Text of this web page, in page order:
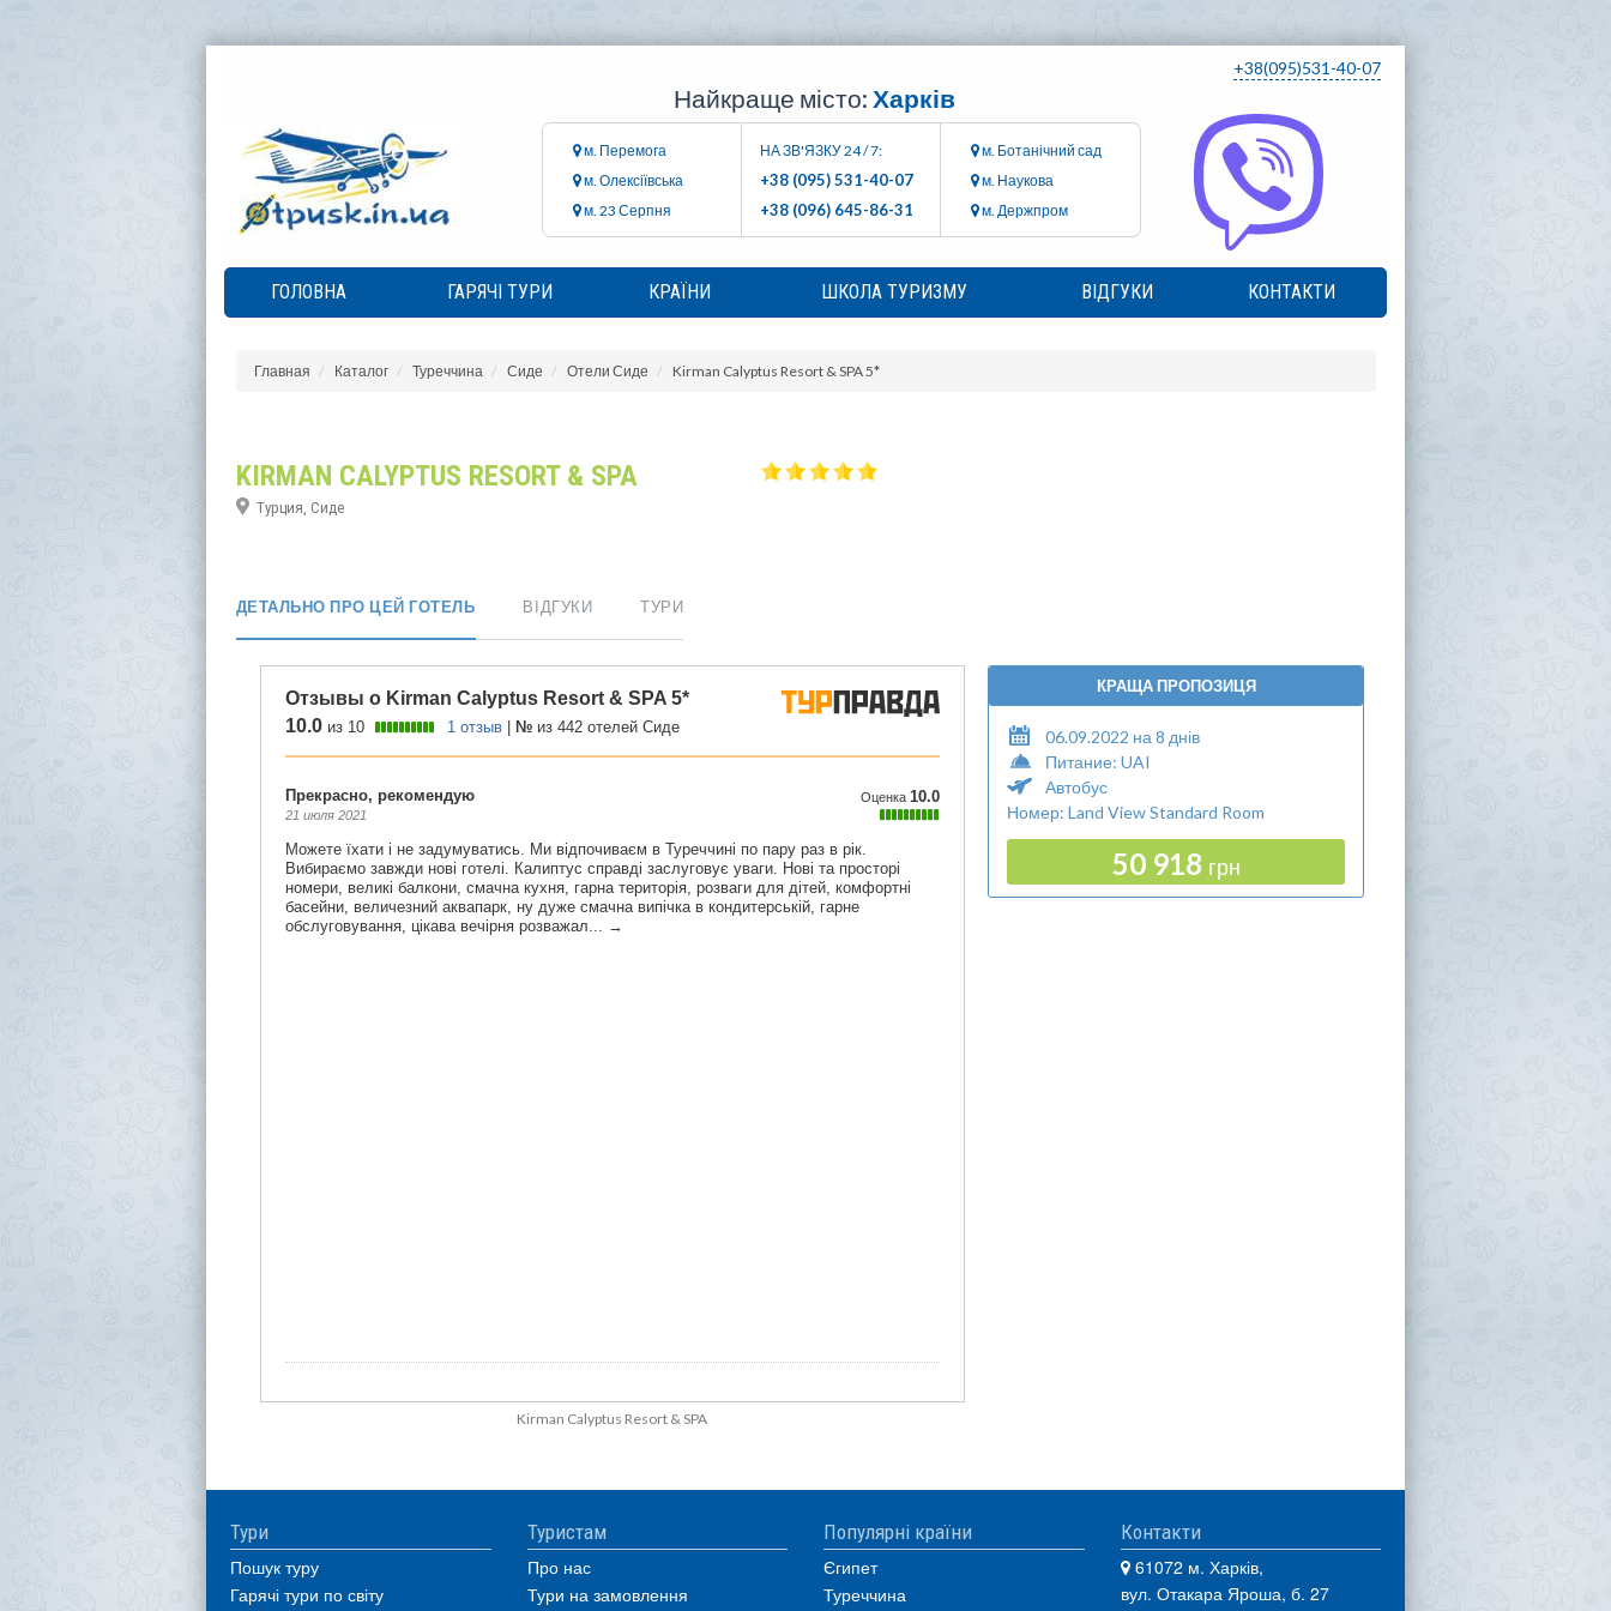
+38(095)531-40-07
Найкраще місто: Харків
м. Перемога
м. Олексіївська
м. 23 Серпня
НА ЗВ'ЯЗКУ 24 / 7:
+38 (095) 531-40-07
+38 (096) 645-86-31
м. Ботанічний сад
м. Наукова
м. Держпром
ГОЛОВНА ГАРЯЧІ ТУРИ КРАЇНИ ШКОЛА ТУРИЗМУ ВІДГУКИ КОНТАКТИ
Главная Каталог Туреччина Сиде Отели Сиде Kirman Calyptus Resort & SPA 5*
KIRMAN CALYPTUS RESORT & SPA
Турция, Сиде
ДЕТАЛЬНО ПРО ЦЕЙ ГОТЕЛЬ ВІДГУКИ ТУРИ
Kirman Calyptus Resort & SPA
КРАЩА ПРОПОЗИЦЯ
06.09.2022 на 8 днів
Питание: UAI
Автобус
Номер: Land View Standard Room
50 918 грн
Тури
Пошук туру
Гарячі тури по світу
Туристам
Про нас
Тури на замовлення
Популярні країни
Єгипет
Туреччина
Контакти
61072 м. Харків,
вул. Отакара Яроша, б. 27